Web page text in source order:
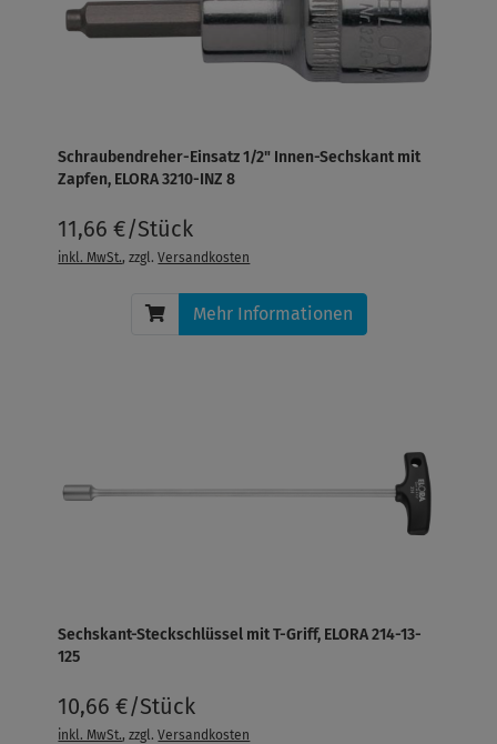
Schraubendreher-Einsatz 1/2" Innen-Sechskant mit
Zapfen, ELORA 3210-INZ 8
11,66 €/Stück
inkl. MwSt., zzgl.Versandkosten
Mehr Informationen
Sechskant-Steckschlüssel mit T-Griff, ELORA 214-13-
125
10,66 €/Stück
inkl. MwSt., zzgl.Versandkosten